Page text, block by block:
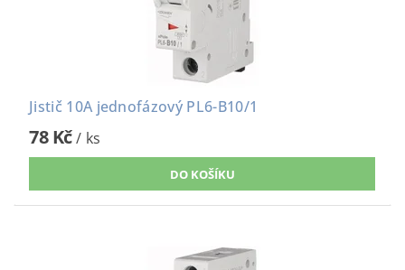
Jistič 10A jednofázový PL6-B10/1
78 Kč/ ks